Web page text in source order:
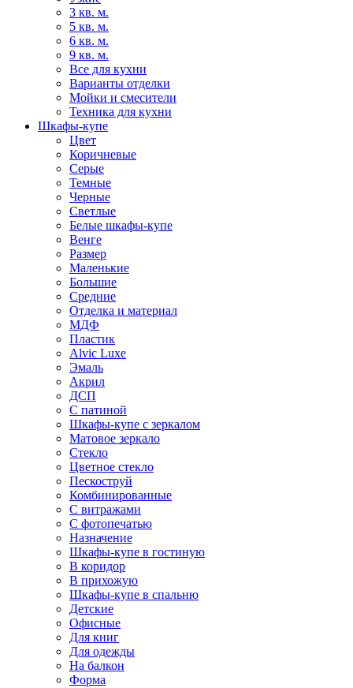
3 кв. м.
5 кв. м.
6 кв. м.
9 кв. м.
Все для кухни
Варианты отделки
Мойки и смесители
Техника для кухни
Шкафы-купе
Цвет
Коричневые
Серые
Темные
Черные
Светлые
Белые шкафы-купе
Венге
Размер
Маленькие
Большие
Средние
Отделка и материал
МДФ
Пластик
Alvic Luxe
Эмаль
Акрил
ДСП
С патиной
Шкафы-купе с зеркалом
Матовое зеркало
Стекло
Цветное стекло
Пескоструй
Комбинированные
С витражами
С фотопечатью
Назначение
Шкафы-купе в гостиную
В коридор
В прихожую
Шкафы-купе в спальню
Детские
Офисные
Для книг
Для одежды
На балкон
Форма